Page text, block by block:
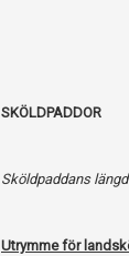
SKÖLDPADDOR
Sköldpaddans
Utrymme för